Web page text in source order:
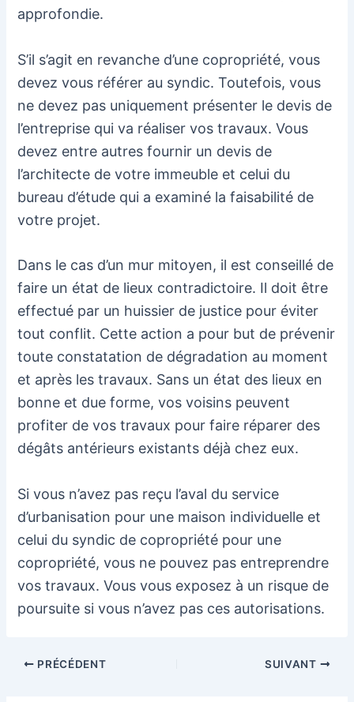
approfondie.
S’il s’agit en revanche d’une copropriété, vous
devez vous référer au syndic. Toutefois, vous
ne devez pas uniquement présenter le devis de
l’entreprise qui va réaliser vos travaux. Vous
devez entre autres fournir un devis de
l’architecte de votre immeuble et celui du
bureau d’étude qui a examiné la faisabilité de
votre projet.
Dans le cas d’un mur mitoyen, il est conseillé de
faire un état de lieux contradictoire. Il doit être
effectué par un huissier de justice pour éviter
tout conflit. Cette action a pour but de prévenir
toute constatation de dégradation au moment
et après les travaux. Sans un état des lieux en
bonne et due forme, vos voisins peuvent
profiter de vos travaux pour faire réparer des
dégâts antérieurs existants déjà chez eux.
Si vous n’avez pas reçu l’aval du service
d’urbanisation pour une maison individuelle et
celui du syndic de copropriété pour une
copropriété, vous ne pouvez pas entreprendre
vos travaux. Vous vous exposez à un risque de
poursuite si vous n’avez pas ces autorisations.
NavigationPRÉCÉDENT SUIVANT